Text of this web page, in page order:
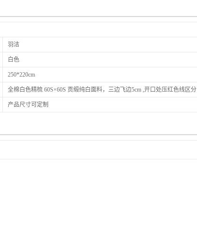
羽洁
白色
250*220cm
全棉白色精梳 60S×60S 贡缎纯白面料，三边飞边5cm ,开口处压红色线区分
产品尺寸可定制